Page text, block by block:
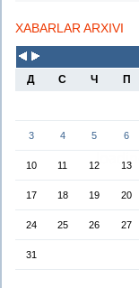
XABARLAR ARXIVI
Д
С Ч П
3 4 5 6
10 11 12 13
17 18 19 20
24 25 26 27
31